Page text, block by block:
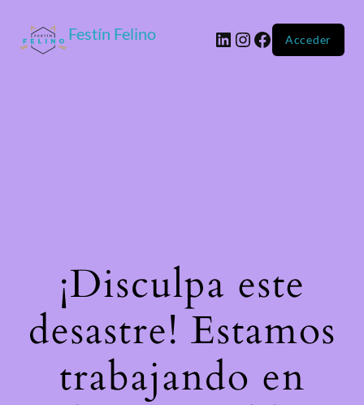
Festín Felino Acceder
¡Disculpa este
desastre! Estamos
trabajando en